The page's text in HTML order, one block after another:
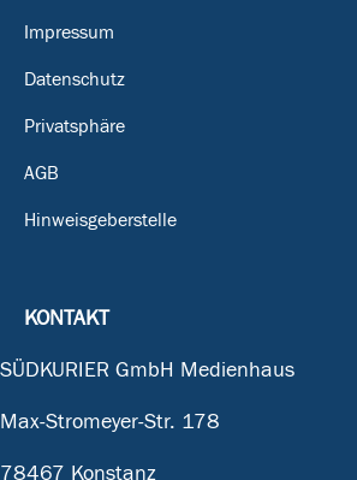
Impressum
Datenschutz
Privatsphäre
AGB
Hinweisgeberstelle
KONTAKT
SÜDKURIER GmbH Medienhaus
Max-Stromeyer-Str. 178
78467 Konstanz